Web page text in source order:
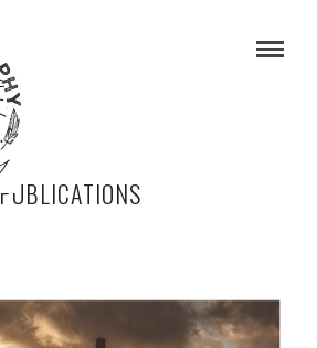
PUBLICATIONS